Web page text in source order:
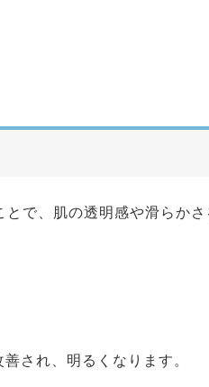
で、肌の透明感や滑らか
され、明るくなります。